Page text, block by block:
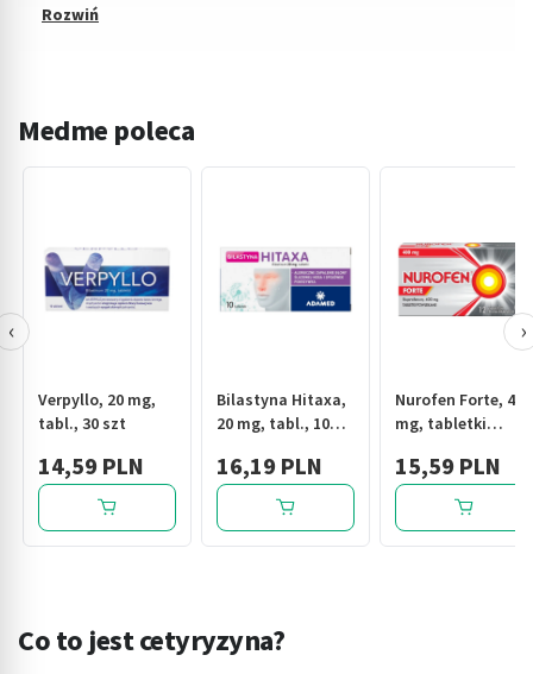
Medme poleca
Verpyllo, 20 mg,
tabl., 30 szt
14,59 PLN
Bilastyna Hitaxa,
20 mg, tabl., 10
16,19 PLN
Nurofen Forte, 400
mg, tabletki
15,59 PLN
‹ ›
Co to jest cetyryzyna?